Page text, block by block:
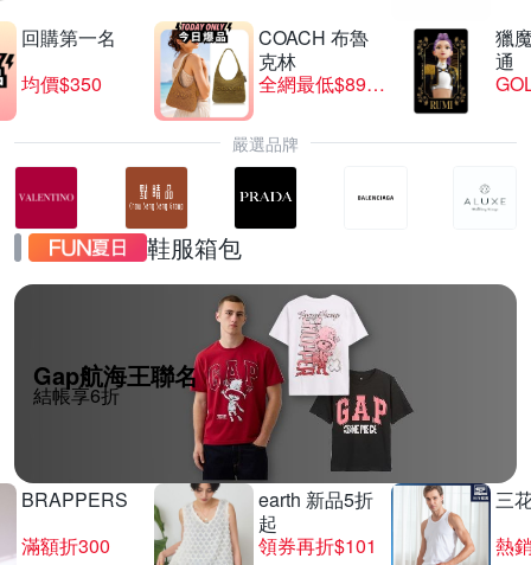
回購第一名
均價$350
COACH 布魯
克林
全網最低$8999
獵
通
嚴選品牌
鞋服箱包
Gap航海王聯名
結帳享6折
BRAPPERS
滿額折300
earth 新品5折
起
領券再折$101
三
熱